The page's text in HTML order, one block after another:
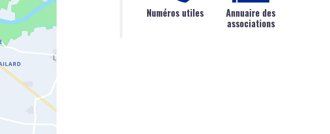
Numéros utiles
Annuaire des
associations